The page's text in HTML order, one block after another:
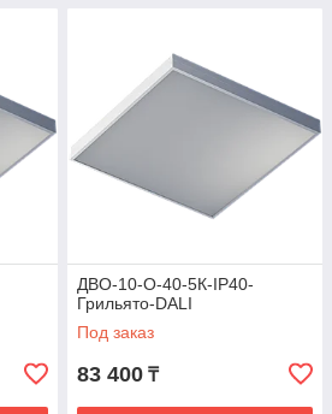
ДВО-10-О-40-5К-IP40-
Грильято-DALI
Под заказ
83 400 ₸